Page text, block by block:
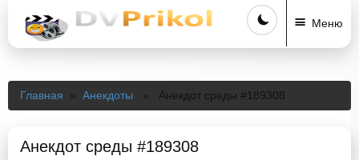
Меню
Главная » Анекдоты » Анекдот среды #189308
Анекдот среды #189308